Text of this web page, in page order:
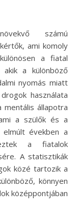
ami komoly
a fiatal
a különböző
nyomás miatt
használata
mentális állapotra
a szülők és a
években a
a fiatalok
A statisztikák
közé tartozik a
könnyen
középpontjában